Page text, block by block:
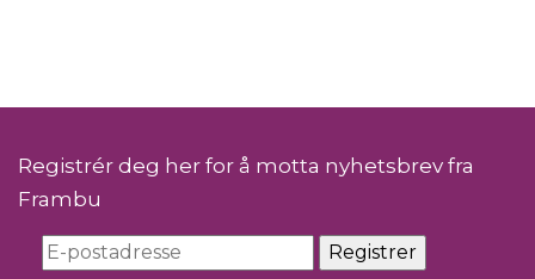
Registrér deg her for å motta nyhetsbrev fra
Frambu